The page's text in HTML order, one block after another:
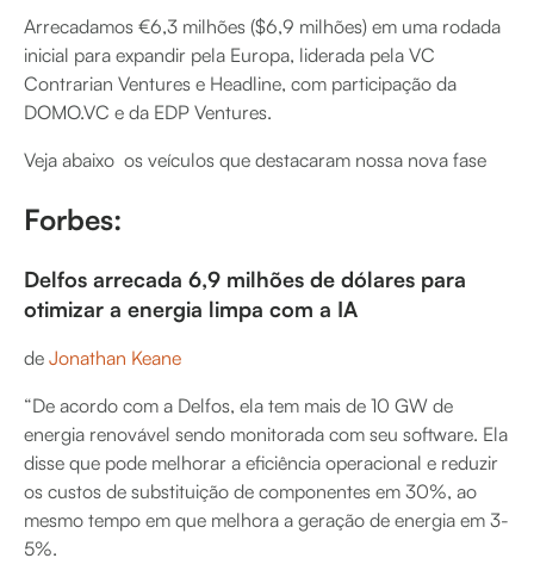
Arrecadamos €6,3 milhões ($6,9 milhões) em uma rodada
inicial para expandir pela Europa, liderada pela VC
Contrarian Ventures e Headline, com participação da
DOMO.VC e da EDP Ventures.
Veja abaixo os veículos que destacaram nossa nova fase
Forbes:
Delfos arrecada 6,9 milhões de dólares para
otimizar a energia limpa com a IA
de Jonathan Keane
“De acordo com a Delfos, ela tem mais de 10 GW de
energia renovável sendo monitorada com seu software. Ela
disse que pode melhorar a eficiência operacional e reduzir
os custos de substituição de componentes em 30%, ao
mesmo tempo em que melhora a geração de energia em 3-
5%.